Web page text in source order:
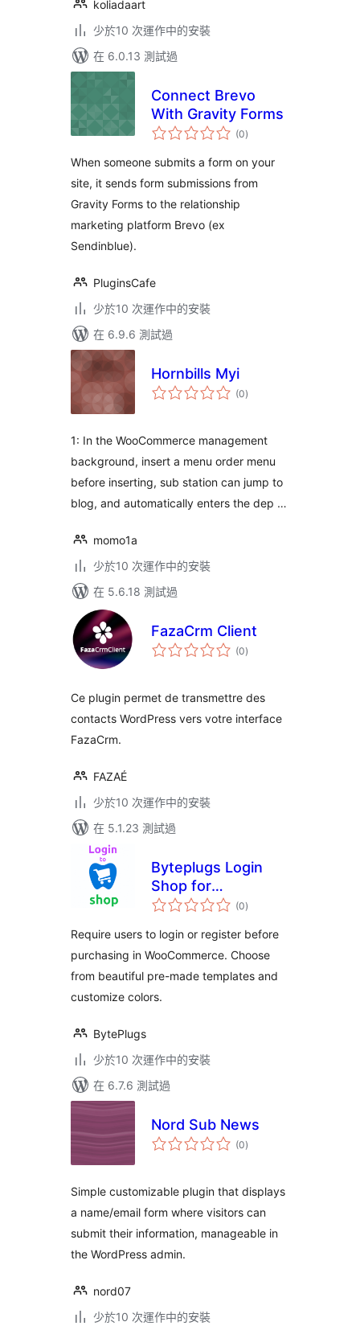
koliadaart
少於10 次運作中的安裝
在 6.0.13 測試過
Connect Brevo
With Gravity Forms
(0總
評)
When someone submits a form on your
site, it sends form submissions from
Gravity Forms to the relationship
marketing platform Brevo (ex
Sendinblue).
PluginsCafe
少於10 次運作中的安裝
在 6.9.6 測試過
Hornbills Myi
(0總
評)
1: In the WooCommerce management
background, insert a menu order menu
before inserting, sub station can jump to
blog, and automatically enters the dep …
momo1a
少於10 次運作中的安裝
在 5.6.18 測試過
FazaCrm Client
(0總
評)
Ce plugin permet de transmettre des
contacts WordPress vers votre interface
FazaCrm.
FAZAÉ
少於10 次運作中的安裝
在 5.1.23 測試過
Byteplugs Login
Shop for
Woocommerce
(0總
評)
Require users to login or register before
purchasing in WooCommerce. Choose
from beautiful pre-made templates and
customize colors.
BytePlugs
少於10 次運作中的安裝
在 6.7.6 測試過
Nord Sub News
(0總
評)
Simple customizable plugin that displays
a name/email form where visitors can
submit their information, manageable in
the WordPress admin.
nord07
少於10 次運作中的安裝